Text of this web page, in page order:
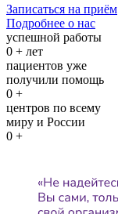
Записаться на приём
Подробнее о нас
успешной работы
0 + лет
пациентов уже
получили помощь
0 +
центров по всему
миру и России
0 +